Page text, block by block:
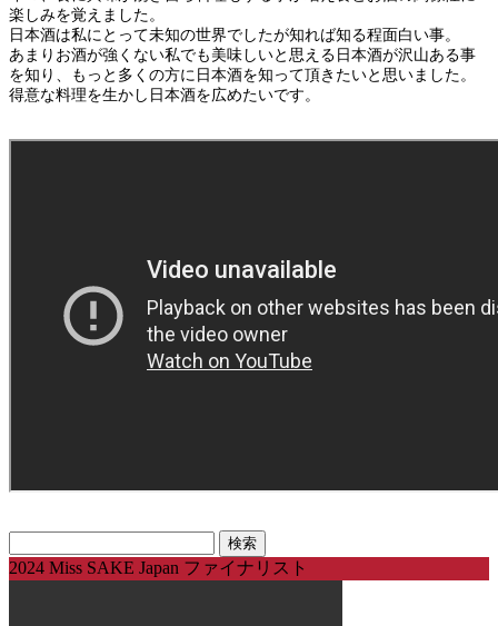
楽しみを覚えました。
日本酒は私にとって未知の世界でしたが知れば知る程面白い事。
あまりお酒が強くない私でも美味しいと思える日本酒が沢山ある事
を知り、もっと多くの方に日本酒を知って頂きたいと思いました。
得意な料理を生かし日本酒を広めたいです。
索:
2024 Miss SAKE Japan ファイナリスト